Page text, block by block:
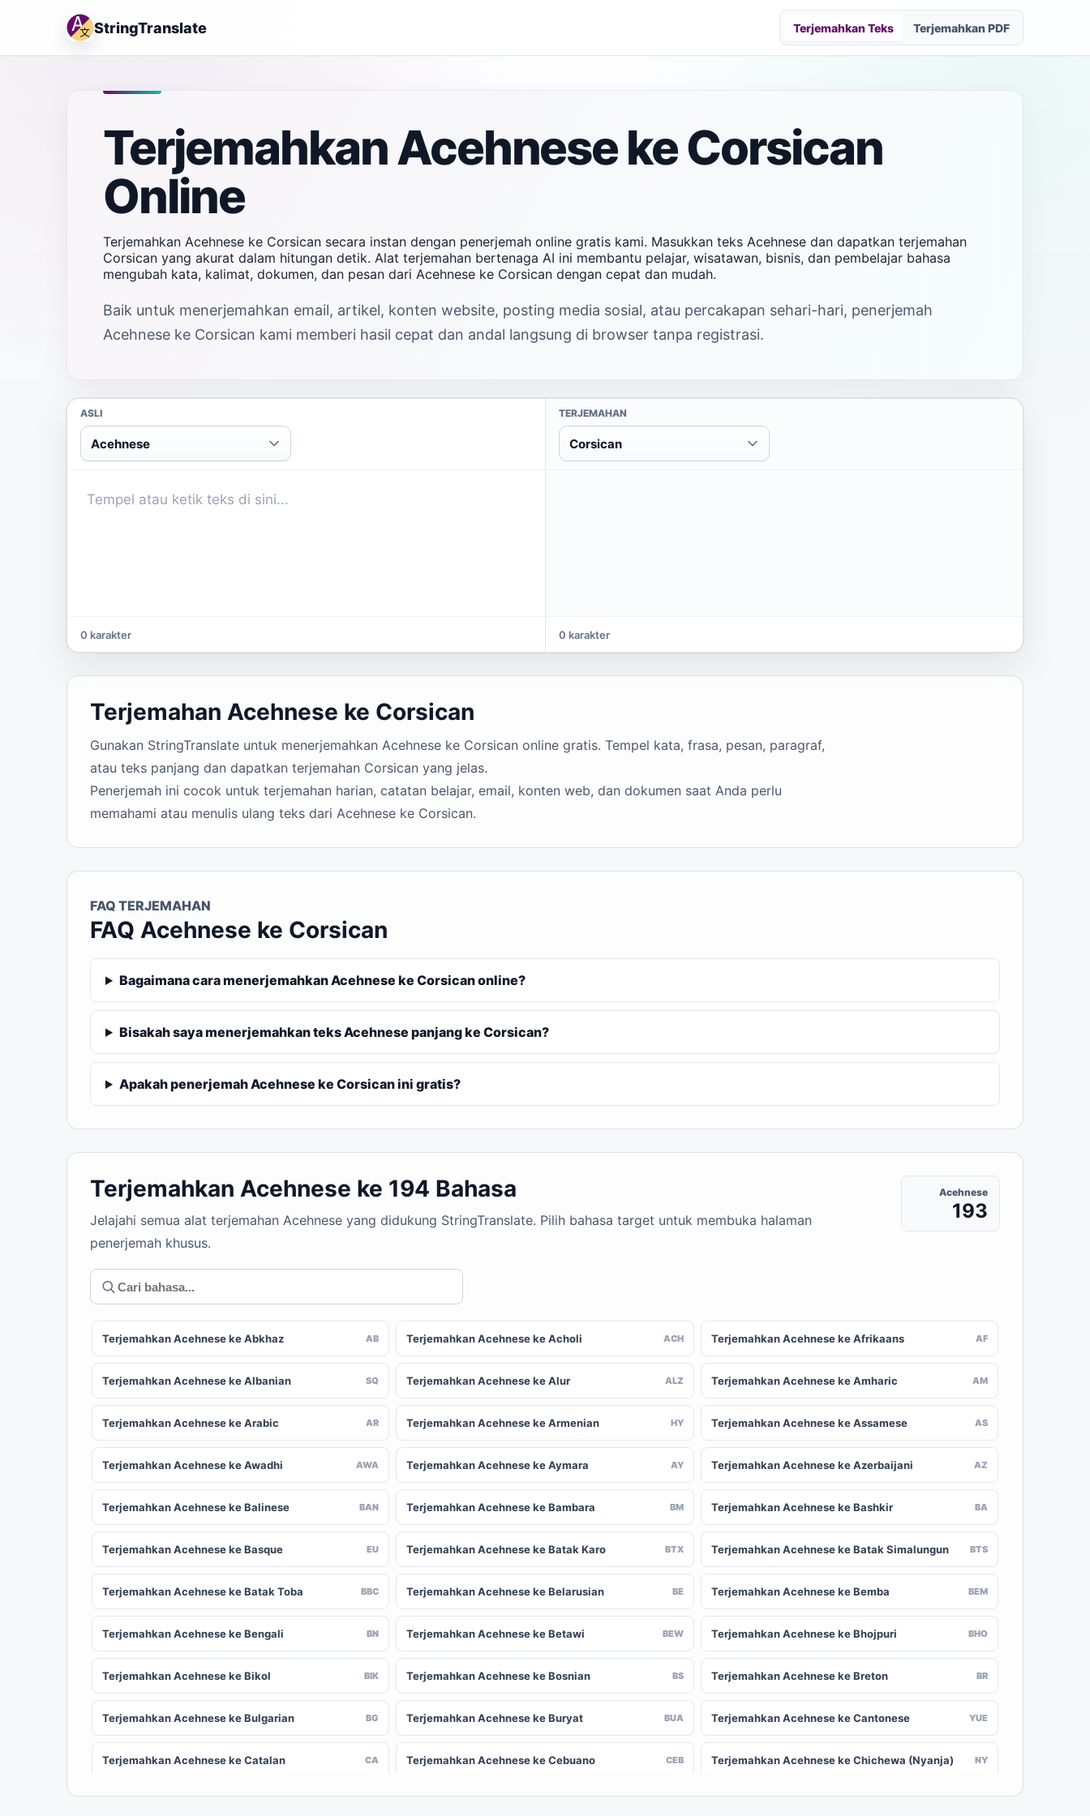
StringTranslate Terjemahkan Teks Terjemahkan PDF
Terjemahkan Acehnese ke Corsican
Online
Terjemahkan Acehnese ke Corsican secara instan dengan penerjemah online gratis kami. Masukkan teks Acehnese dan dapatkan terjemahan
Corsican yang akurat dalam hitungan detik. Alat terjemahan bertenaga AI ini membantu pelajar, wisatawan, bisnis, dan pembelajar bahasa
mengubah kata, kalimat, dokumen, dan pesan dari Acehnese ke Corsican dengan cepat dan mudah.
Baik untuk menerjemahkan email, artikel, konten website, posting media sosial, atau percakapan sehari-hari, penerjemah
Acehnese ke Corsican kami memberi hasil cepat dan andal langsung di browser tanpa registrasi.
ASLI
Acehnese
0 karakter
TERJEMAHAN
Corsican
0 karakter
Terjemahan Acehnese ke Corsican
Gunakan StringTranslate untuk menerjemahkan Acehnese ke Corsican online gratis. Tempel kata, frasa, pesan, paragraf,
atau teks panjang dan dapatkan terjemahan Corsican yang jelas.
Penerjemah ini cocok untuk terjemahan harian, catatan belajar, email, konten web, dan dokumen saat Anda perlu
memahami atau menulis ulang teks dari Acehnese ke Corsican.
FAQ TERJEMAHAN
FAQ Acehnese ke Corsican
Bagaimana cara menerjemahkan Acehnese ke Corsican online?
Bisakah saya menerjemahkan teks Acehnese panjang ke Corsican?
Apakah penerjemah Acehnese ke Corsican ini gratis?
Terjemahkan Acehnese ke 194 Bahasa
Jelajahi semua alat terjemahan Acehnese yang didukung StringTranslate. Pilih bahasa target untuk membuka halaman
penerjemah khusus.
Acehnese
193
Terjemahkan Acehnese ke Abkhaz AB Terjemahkan Acehnese ke Acholi ACH Terjemahkan Acehnese ke Afrikaans AF
Terjemahkan Acehnese ke Albanian SQ Terjemahkan Acehnese ke Alur ALZ Terjemahkan Acehnese ke Amharic AM
Terjemahkan Acehnese ke Arabic AR Terjemahkan Acehnese ke Armenian HY Terjemahkan Acehnese ke Assamese AS
Terjemahkan Acehnese ke Awadhi AWA Terjemahkan Acehnese ke Aymara AY Terjemahkan Acehnese ke Azerbaijani AZ
Terjemahkan Acehnese ke Balinese BAN Terjemahkan Acehnese ke Bambara BM Terjemahkan Acehnese ke Bashkir BA
Terjemahkan Acehnese ke Basque EU Terjemahkan Acehnese ke Batak Karo BTX Terjemahkan Acehnese ke Batak Simalungun BTS
Terjemahkan Acehnese ke Batak Toba BBC Terjemahkan Acehnese ke Belarusian BE Terjemahkan Acehnese ke Bemba BEM
Terjemahkan Acehnese ke Bengali BN Terjemahkan Acehnese ke Betawi BEW Terjemahkan Acehnese ke Bhojpuri BHO
Terjemahkan Acehnese ke Bikol BIK Terjemahkan Acehnese ke Bosnian BS Terjemahkan Acehnese ke Breton BR
Terjemahkan Acehnese ke Bulgarian BG Terjemahkan Acehnese ke Buryat BUA Terjemahkan Acehnese ke Cantonese YUE
Terjemahkan Acehnese ke Catalan CA Terjemahkan Acehnese ke Cebuano CEB Terjemahkan Acehnese ke Chichewa (Nyanja) NY
Terjemahkan Acehnese ke Chinese
Terjemahkan Acehnese ke Chinese